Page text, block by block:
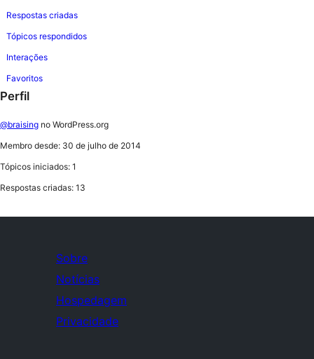
Respostas criadas
Tópicos respondidos
Interações
Favoritos
Perfil
@braising no WordPress.org
Membro desde: 30 de julho de 2014
Tópicos iniciados: 1
Respostas criadas: 13
Sobre
Notícias
Hospedagem
Privacidade